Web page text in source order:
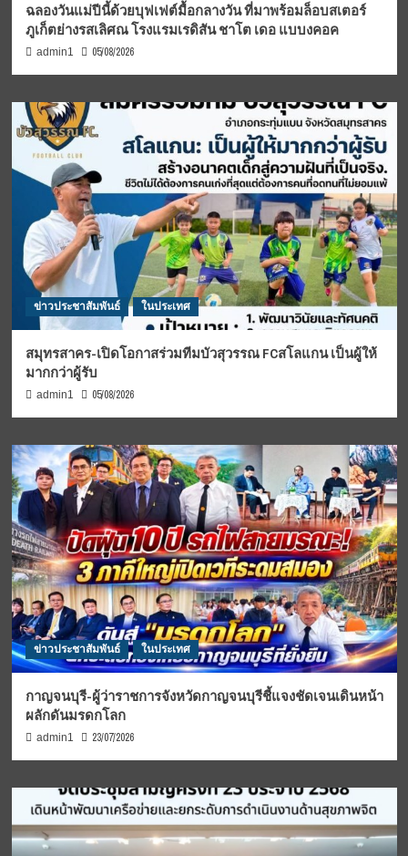
ฉลองวันแม่ปีนี้ด้วยบุฟเฟต์มื้อกลางวัน ที่มาพร้อมล็อบสเตอร์
ภูเก็ตย่างรสเลิศณ โรงแรมเรดิสัน ชาโต เดอ แบบงคอค
admin1 05/08/2026
ข่าวประชาสัมพันธ์ ในประเทศ
สมุทรสาคร-เปิดโอกาสร่วมทีมบัวสุวรรณ FCสโลแกน เป็นผู้ให้
มากกว่าผู้รับ
admin1 05/08/2026
ข่าวประชาสัมพันธ์ ในประเทศ
กาญจนบุรี-ผู้ว่าราชการจังหวัดกาญจนบุรีชี้แจงชัดเจนเดินหน้า
ผลักดันมรดกโลก
admin1 23/07/2026